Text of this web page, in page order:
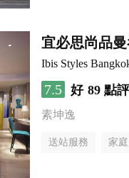
宜必思尚品
Ibis Styles
7.5 好 89 點評
素坤逸
送站服務 家